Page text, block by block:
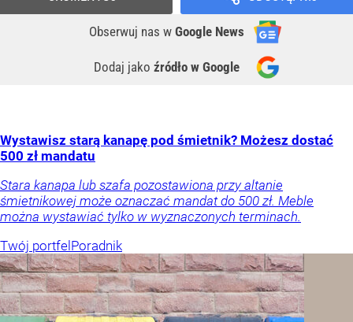
Obserwuj nas w Google News
Dodaj jako źródło w Google
Wystawisz starą kanapę pod śmietnik? Możesz dostać
500 zł mandatu
Stara kanapa lub szafa pozostawiona przy altanie
śmietnikowej może oznaczać mandat do 500 zł. Meble
można wystawiać tylko w wyznaczonych terminach.
Twój portfel Poradnik